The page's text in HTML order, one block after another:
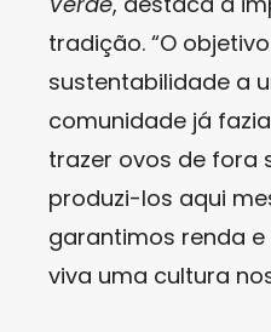
tradição. “O
sustentabilidade a
comunidade já
trazer ovos de fora
produzi-los aqui
garantimos renda
viva uma cultura